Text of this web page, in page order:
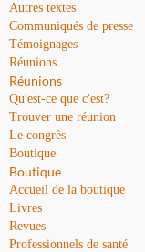
Autres textes
Communiqués de presse
Témoignages
Réunions
Réunions
Qu'est-ce que c'est?
Trouver une réunion
Le congrès
Boutique
Boutique
Accueil de la boutique
Livres
Revues
Professionnels de santé